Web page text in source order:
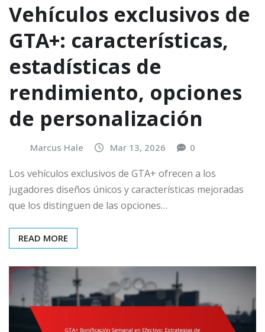
Vehículos exclusivos de
GTA+: características,
estadísticas de
rendimiento, opciones
de personalización
Marcus Hale Mar 13, 2026 0
Los vehículos exclusivos de GTA+ ofrecen a los
jugadores diseños únicos y características mejoradas
que los distinguen de las opciones…
READ MORE